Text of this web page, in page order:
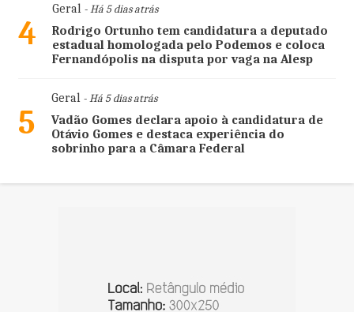
4
Geral- Há 5 dias atrás
Rodrigo Ortunho tem candidatura a deputado
estadual homologada pelo Podemos e coloca
Fernandópolis na disputa por vaga na Alesp
5
Geral- Há 5 dias atrás
Vadão Gomes declara apoio à candidatura de
Otávio Gomes e destaca experiência do
sobrinho para a Câmara Federal